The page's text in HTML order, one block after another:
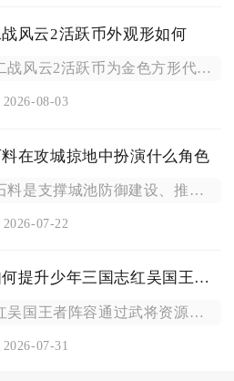
风云2活跃币外观形如何
二战风云2活跃币为金色方形代币外观，表面刻印简约军备纹路，在...
2026-08-03
在攻城掠地中扮演什么角色
石料是支撑城池防御建设、推进国战扩张节奏、解锁长线资源福利的...
2026-07-22
如何提升少年三国志红吴国王者阵容的攻击力
红吴国王者阵容通过武将资源倾斜养成、灼烧体系联动搭配、装备神...
2026-07-31